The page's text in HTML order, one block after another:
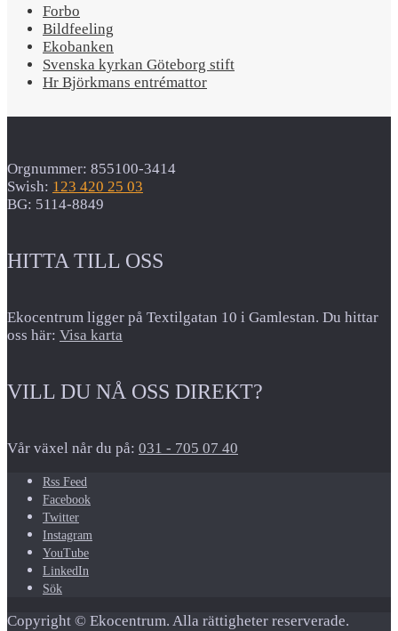
Forbo
Bildfeeling
Ekobanken
Svenska kyrkan Göteborg stift
Hr Björkmans entrémattor
Orgnummer: 855100-3414
Swish: 123 420 25 03
BG: 5114-8849
HITTA TILL OSS
Ekocentrum ligger på Textilgatan 10 i Gamlestan. Du hittar
oss här: Visa karta
VILL DU NÅ OSS DIREKT?
Vår växel når du på: 031 - 705 07 40
Rss Feed
Facebook
Twitter
Instagram
YouTube
LinkedIn
Sök
Copyright © Ekocentrum. Alla rättigheter reserverade.